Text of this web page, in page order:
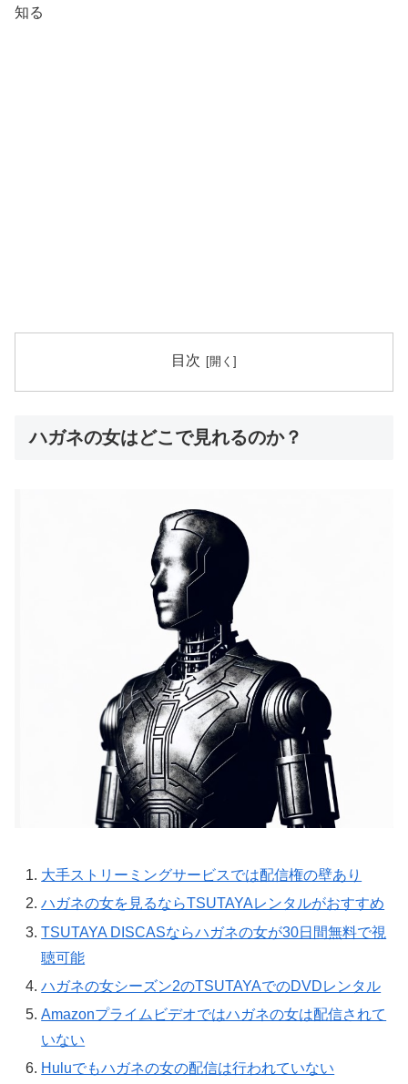
知る
目次
ハガネの女はどこで見れるのか？
大手ストリーミングサービスでは配信権の壁あり
ハガネの女を見るならTSUTAYAレンタルがおすすめ
TSUTAYA DISCASならハガネの女が30日間無料で視
聴可能
ハガネの女シーズン2のTSUTAYAでのDVDレンタル
Amazonプライムビデオではハガネの女は配信されて
いない
Huluでもハガネの女の配信は行われていない